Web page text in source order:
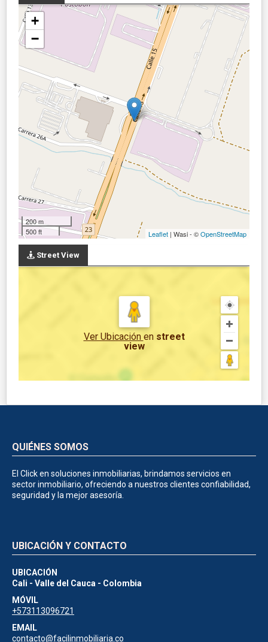
+
−
200 m
500 ft
Leaflet | Wasi - ©OpenStreetMap
Street View
Ver Ubicación en street
view
QUIÉNES SOMOS
El Click en soluciones inmobiliarias, brindamos servicios en
sector inmobiliario, ofreciendo a nuestros clientes confiabilidad,
seguridad y la mejor asesoría.
UBICACIÓN Y CONTACTO
UBICACIÓN
Cali - Valle del Cauca - Colombia
MÓVIL
+573113096721
EMAIL
contacto@facilinmobiliaria.co